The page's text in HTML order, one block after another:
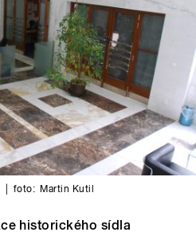
foto: Martin Kutil
historického sídla